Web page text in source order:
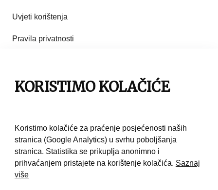
Uvjeti korištenja
Pravila privatnosti
Pravila korištenja
KORISTIMO KOLAČIĆE
Koristimo kolačiće za praćenje posjećenosti naših
stranica (Google Analytics) u svrhu poboljšanja
stranica. Statistika se prikuplja anonimno i
prihvaćanjem pristajete na korištenje kolačića. Saznaj
više